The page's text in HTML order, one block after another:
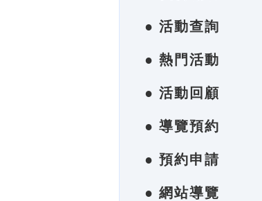
● 活動查詢
● 熱門活動
● 活動回顧
● 導覽預約
● 預約申請
● 網站導覽